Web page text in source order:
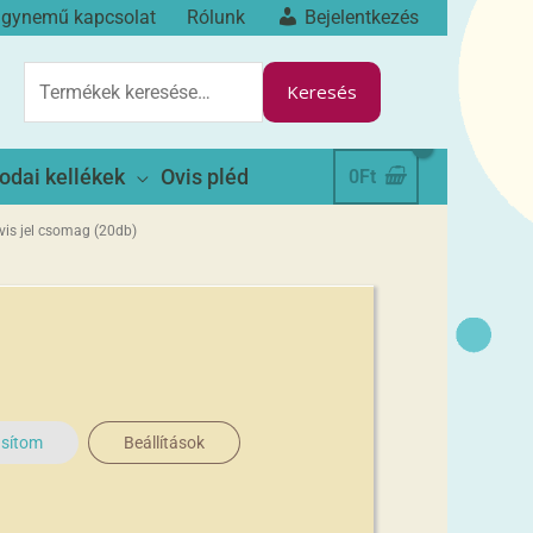
kapcsolat Rólunk
Bejelentkezés
Keresés
kellékek Ovis pléd 0Ft
jel csomag (20db)
Beállítások